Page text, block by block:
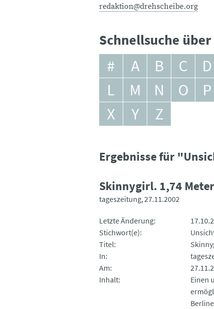
redaktion@drehscheibe.org
Schnellsuche
# A B C D
L
M N O P
X
Y Z
Ergebnisse für
Skinnygirl. 1,74
tageszeitung 27.11.2002
Letzte Änderung
Stichwort(e)
Titel
In
Am
Inhalt
Einen